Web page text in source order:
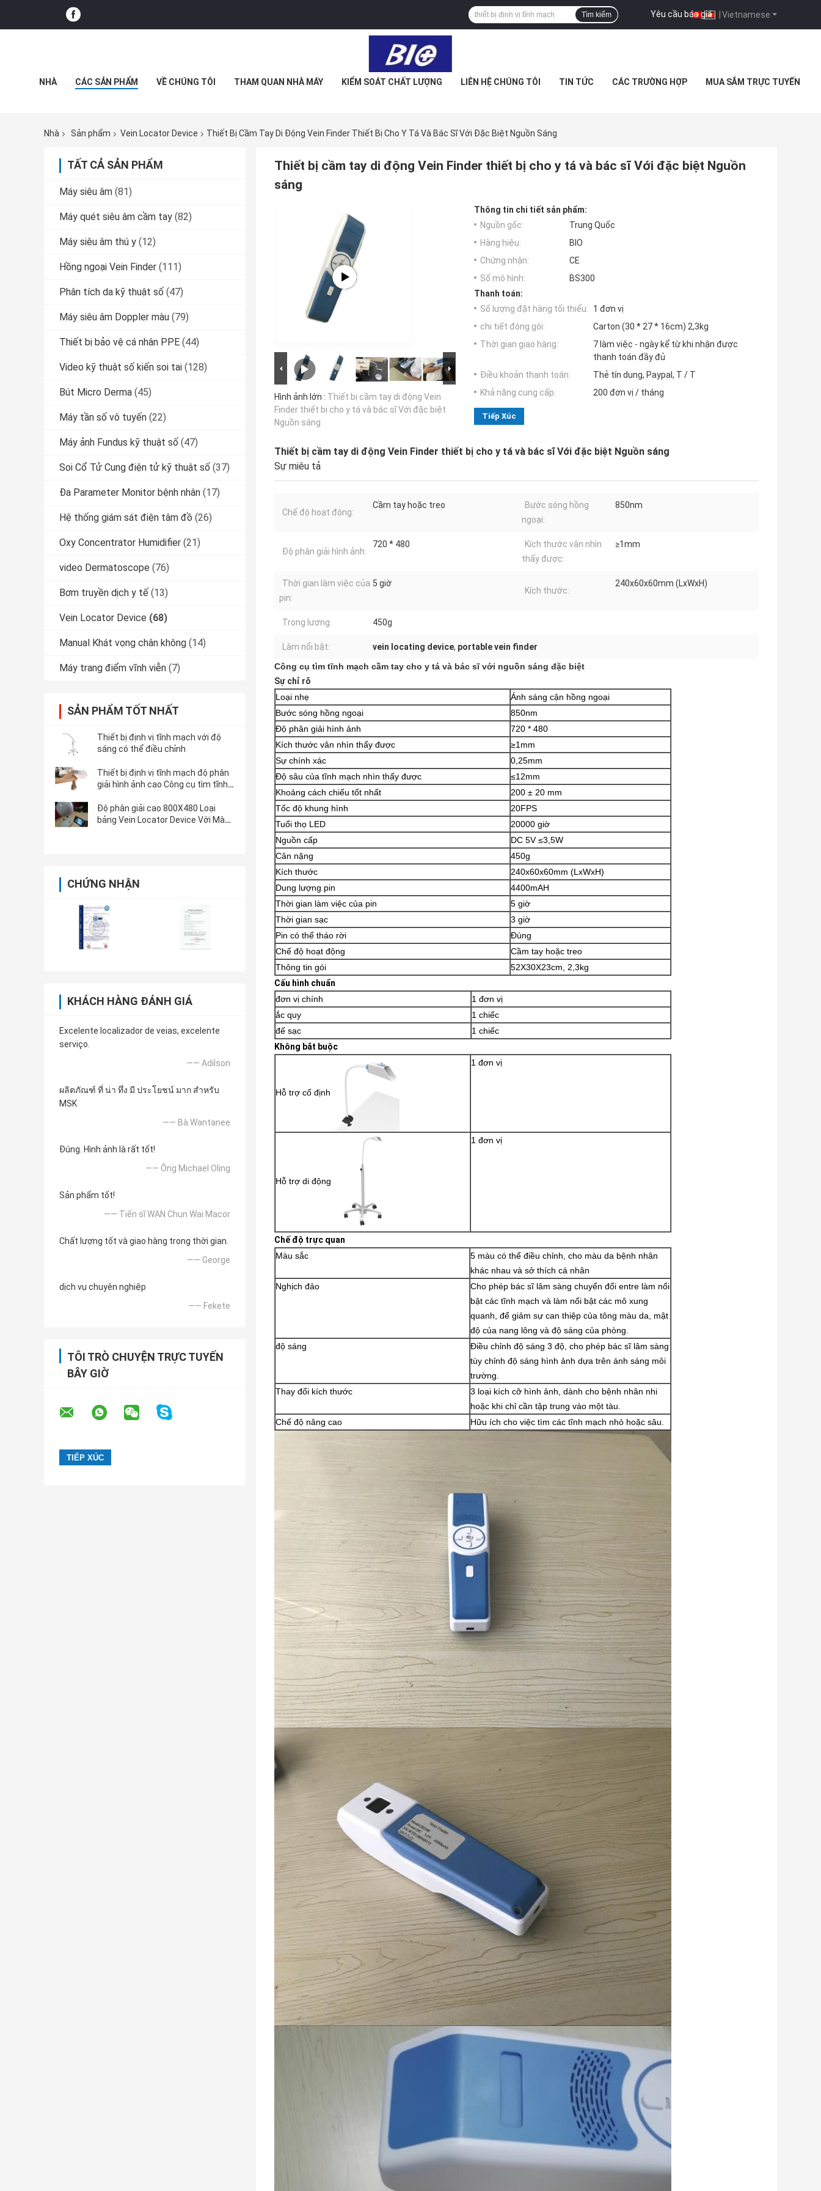
Vietnamese
Yêu cầu báo giá |
Tìm kiếm
NHÀ CÁC SẢN PHẨM VỀ CHÚNG TÔI THAM QUAN NHÀ MÁY KIỂM SOÁT CHẤT LƯỢNG LIÊN HỆ CHÚNG TÔI TIN TỨC CÁC TRƯỜNG HỢP MUA SẮM TRỰC TUYẾN
Nhà Sản phẩm Vein Locator Device Thiết Bị Cầm Tay Di Động Vein Finder Thiết Bị Cho Y Tá Và Bác Sĩ Với Đặc Biệt Nguồn Sáng
TẤT CẢ SẢN PHẨM
Máy siêu âm (81)
Máy quét siêu âm cầm tay (82)
Máy siêu âm thú y (12)
Hồng ngoại Vein Finder (111)
Phân tích da kỹ thuật số (47)
Máy siêu âm Doppler màu (79)
Thiết bị bảo vệ cá nhân PPE (44)
Video kỹ thuật số kiến ​​soi tai (128)
Bút Micro Derma (45)
Máy tần số vô tuyến (22)
Máy ảnh Fundus kỹ thuật số (47)
Soi Cổ Tử Cung điện tử kỹ thuật số (37)
Đa Parameter Monitor bệnh nhân (17)
Hệ thống giám sát điện tâm đồ (26)
Oxy Concentrator Humidifier (21)
video Dermatoscope (76)
Bơm truyền dịch y tế (13)
Vein Locator Device (68)
Manual Khát vọng chân không (14)
Máy trang điểm vĩnh viễn (7)
SẢN PHẨM TỐT NHẤT
Thiết bị định vị tĩnh mạch với độ
sáng có thể điều chỉnh
Thiết bị định vị tĩnh mạch độ phân
giải hình ảnh cao Công cụ tìm tĩnh
hồng ngoại
Độ phân giải cao 800X480 Loại
bảng Vein Locator Device Với Màn
CHỨNG NHẬN
KHÁCH HÀNG ĐÁNH GIÁ
Excelente localizador de veias, excelente
serviço.
—— Adilson
ผลิตภัณฑ์ ที่ น่า ทึ่ง มี ประโยชน์ มาก สำหรับ
MSK
—— Bà Wantanee
Đúng. Hình ảnh là rất tốt!
—— Ông Michael Oling
Sản phẩm tốt!
—— Tiến sĩ WAN Chun Wai Macor
Chất lượng tốt và giao hàng trong thời gian.
—— George
dịch vụ chuyên nghiệp
—— Fekete
TÔI TRÒ CHUYỆN TRỰC TUYẾN
BÂY GIỜ
Thiết bị cầm tay di động Vein Finder thiết bị cho y tá và bác sĩ Với đặc biệt Nguồn
sáng
Hình ảnh lớn : Thiết bị cầm tay di động Vein
Finder thiết bị cho y tá và bác sĩ Với đặc biệt
Nguồn sáng
Thông tin chi tiết sản phẩm:
Nguồn gốc:
Trung Quốc
Hàng hiệu:
BIO
Chứng nhận:
CE
Số mô hình:
BS300
Thanh toán:
Số lượng đặt hàng tối thiểu:
1 đơn vị
chi tiết đóng gói:
Carton (30 * 27 * 16cm) 2,3kg
Thời gian giao hàng:
7 làm việc - ngày kể từ khi nhận được
thanh toán đầy đủ
Điều khoản thanh toán:
Thẻ tín dụng, Paypal, T / T
Khả năng cung cấp:
200 đơn vị / tháng
Tiếp Xúc
Thiết bị cầm tay di động Vein Finder thiết bị cho y tá và bác sĩ Với đặc biệt Nguồn sáng
Sự miêu tả
Chế độ hoạt động:
Cầm tay hoặc treo
Bước sóng hồng
ngoại:
850nm
Độ phân giải hình ảnh:
720 * 480
Kích thước vân nhìn
thấy được:
≥1mm
Thời gian làm việc của
pin:
5 giờ
Kích thước:
240x60x60mm (LxWxH)
Trọng lượng: 450g
Làm nổi bật: vein locating device, portable vein finder
Công cụ tìm tĩnh mạch cầm tay cho y tá và bác sĩ với nguồn sáng đặc biệt
Sự chỉ rõ
Loại nhẹ
Ánh sáng cận hồng ngoại
Bước sóng hồng ngoại
850nm
Độ phân giải hình ảnh
720 * 480
Kích thước vân nhìn thấy được
≥1mm
Sự chính xác
0,25mm
Độ sâu của tĩnh mạch nhìn thấy được
≤12mm
Khoảng cách chiếu tốt nhất
200 ± 20 mm
Tốc độ khung hình
20FPS
Tuổi thọ LED
20000 giờ
Nguồn cấp
DC 5V ≤3,5W
Cân nặng
450g
Kích thước
240x60x60mm (LxWxH)
Dung lượng pin
4400mAH
Thời gian làm việc của pin
5 giờ
Thời gian sạc
3 giờ
Pin có thể tháo rời
Đúng
Chế độ hoạt động
Cầm tay hoặc treo
Thông tin gói
52X30X23cm, 2,3kg
Cấu hình chuẩn
đơn vị chính
1 đơn vị
ắc quy
1 chiếc
đế sạc
1 chiếc
Không bắt buộc
Hỗ trợ cố định
1 đơn vị
Hỗ trợ di động
1 đơn vị
Chế độ trực quan
Màu sắc
5 màu có thể điều chỉnh, cho màu da bệnh nhân
khác nhau và sở thích cá nhân
Nghịch đảo
Cho phép bác sĩ lâm sàng chuyển đổi entre làm nổi
bật các tĩnh mạch và làm nổi bật các mô xung
quanh, để giảm sự can thiệp của tông màu da, mật
độ của nang lông và độ sáng của phòng.
độ sáng
Điều chỉnh độ sáng 3 độ, cho phép bác sĩ lâm sàng
tùy chỉnh độ sáng hình ảnh dựa trên ánh sáng môi
trường.
Thay đổi kích thước
3 loại kích cỡ hình ảnh, dành cho bệnh nhân nhi
hoặc khi chỉ cần tập trung vào một tàu.
Chế độ nâng cao
Hữu ích cho việc tìm các tĩnh mạch nhỏ hoặc sâu.